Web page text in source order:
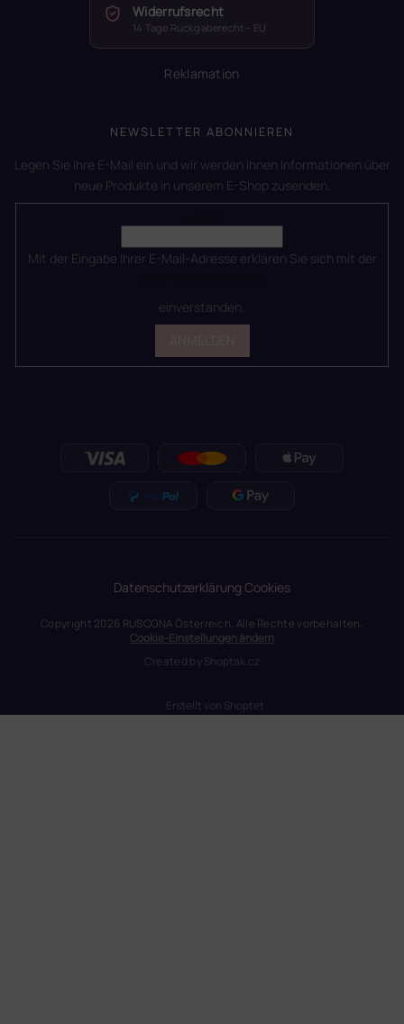
Widerrufsrecht
14 Tage Rückgaberecht – EU
Reklamation
NEWSLETTER ABONNIEREN
Legen Sie Ihre E-Mail ein und wir werden Ihnen Informationen über
neue Produkte in unserem E-Shop zusenden.
Mit der Eingabe Ihrer E-Mail-Adresse erklären Sie sich mit der
einverstanden.
DatenschutzerklärungCookies
Erstellt von Shoptet
Copyright 2026 RUSCONA Österreich. Alle Rechte vorbehalten.
Cookie-Einstellungen ändern
Created byShoptak.cz